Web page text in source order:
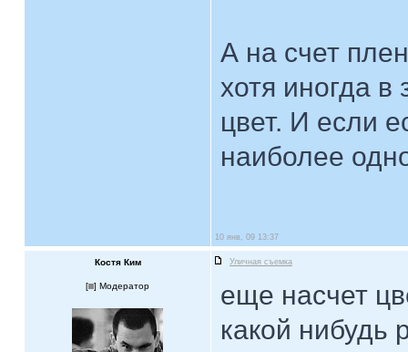
А на счет
хотя иногда
цвет. И если
наиболее
10 янв, 09 13:37
Костя Ким Уличная съемка
[ ] Модератор
еще насчет
какой нибудь